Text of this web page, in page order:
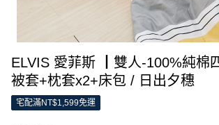
ELVIS 愛菲斯 ┃雙人-100%純棉
被套+枕套x2+床包 / 日出夕穗
宅配滿NT$1,599免運